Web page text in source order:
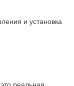
и установка
реальная